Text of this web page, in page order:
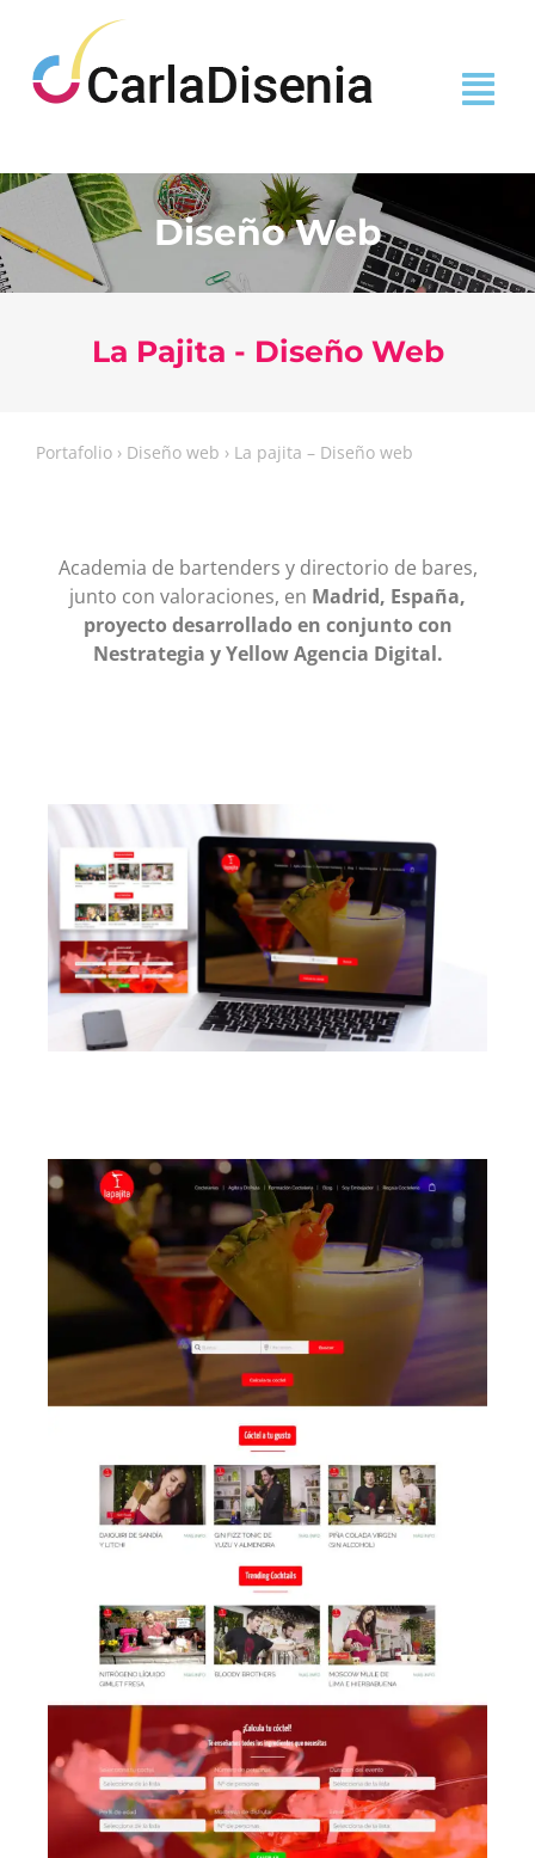
Diseño Web
La Pajita - Diseño Web
Portafolio › Diseño web › La pajita – Diseño web
Academia de bartenders y directorio de bares,
junto con valoraciones, en Madrid, España,
proyecto desarrollado en conjunto con
Nestrategia y Yellow Agencia Digital.